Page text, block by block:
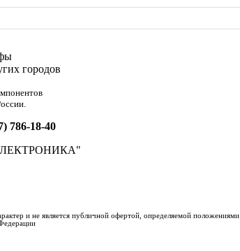
городов
786-18-40
и не является публичной офертой, определяемой положениями